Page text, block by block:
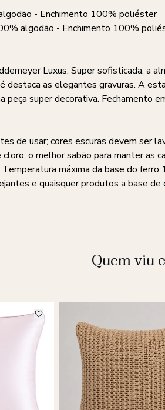
- Enchimento 100% poliéster
algodão - Enchimento 100%
Luxus. Super sofisticada, a
destaca as elegantes gravuras. A
peça super decorativa. Fechamento
de usar; cores escuras devem ser
o melhor sabão para manter as
máxima da base do
e quaisquer produtos a base
Quem viu